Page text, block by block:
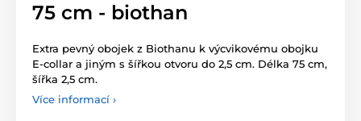
75 cm - biothan
Extra pevný obojek z Biothanu k výcvikovému obojku
E-collar a jiným s šířkou otvoru do 2,5 cm. Délka 75 cm,
šířka 2,5 cm.
Více informací ›